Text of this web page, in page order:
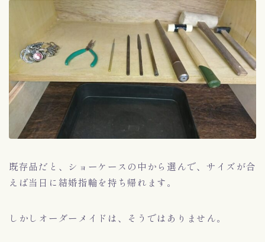
既存品だと、ショーケースの中から選んで、サイズが合
えば当日に結婚指輪を持ち帰れます。
しかしオーダーメイドは、そうではありません。